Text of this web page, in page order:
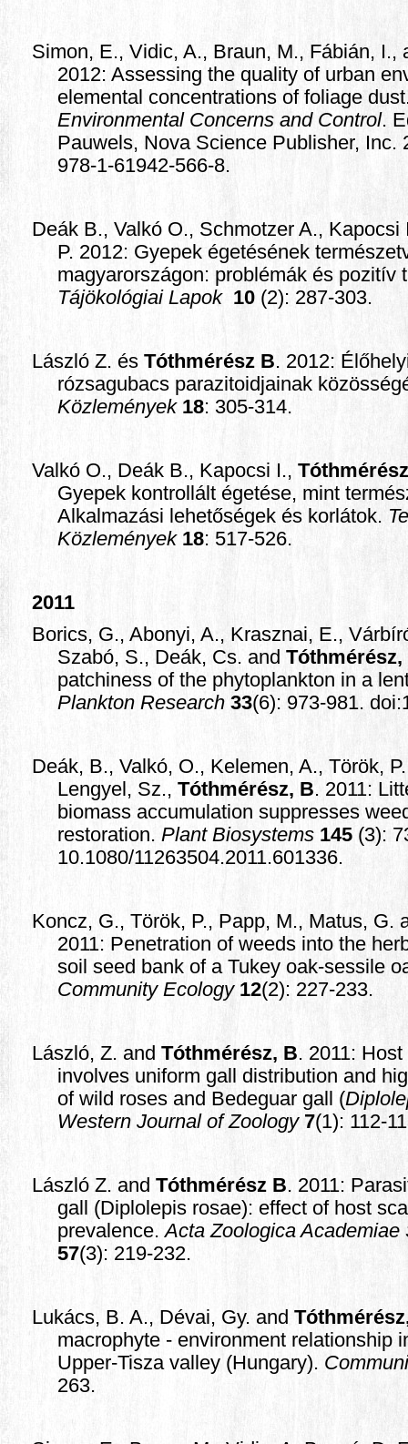
Simon, E., Vidic, A., Braun, M., Fábián, I.,
2012: Assessing the quality of urban
elemental concentrations of foliage
Environmental Concerns and Control.
Pauwels, Nova Science Publisher, Inc.
978-1-61942-566-8.
Deák B., Valkó O., Schmotzer A.,
P. 2012: Gyepek égetésének
magyarországon: problémák és pozitív
Tájökológiai Lapok 10 (2): 287-303.
László Z. és Tóthmérész B. 2012:
rózsagubacs parazitoidjainak
Közlemények 18: 305-314.
Valkó O., Deák B., Kapocsi I.,
Gyepek kontrollált égetése, mint
Alkalmazási lehetőségek és korlátok.
Közlemények 18: 517-526.
2011
Borics, G., Abonyi, A., Krasznai, E.,
Szabó, S., Deák, Cs. andTóthmérész,
patchiness of the phytoplankton in a
Plankton Research 33(6): 973-981.
Deák, B., Valkó, O., Kelemen, A., Török,
Lengyel, Sz.,Tóthmérész, B. 2011:
biomass accumulation suppresses
restoration.Plant Biosystems 145 (3):
10.1080/11263504.2011.601336.
Koncz, G., Török, P., Papp, M., Matus, G.
2011: Penetration of weeds into the
soil seed bank of a Tukey oak-sessile
Community Ecology 12(2): 227-233.
László, Z. and Tóthmérész, B. 2011:
involves uniform gall distribution and
of wild roses and Bedeguar gall (
Western Journal of Zoology 7(1): 112-
László Z. and Tóthmérész B. 2011:
gall (Diplolepis rosae): effect of host
prevalence.Acta Zoologica
57(3): 219-232.
Lukács, B. A., Dévai, Gy. and
macrophyte - environment relationship
Upper-Tisza valley (Hungary).
263.